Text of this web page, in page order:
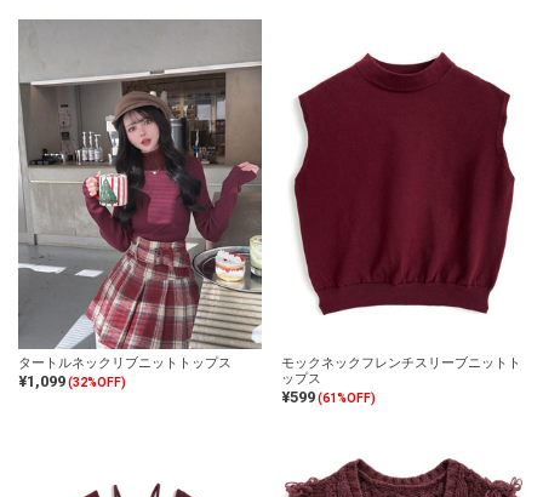
タートルネックリブニットトップス
¥1,099(32%OFF)
モックネックフレンチスリーブニットト
ップス
¥599(61%OFF)